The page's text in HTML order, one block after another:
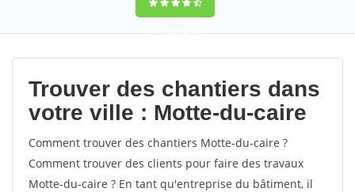
9,5(100%)70
votes
Trouver des chantiers dans
votre ville : Motte-du-caire
Comment trouver des chantiers Motte-du-caire ?
Comment trouver des clients pour faire des travaux
Motte-du-caire ? En tant qu'entreprise du bâtiment, il